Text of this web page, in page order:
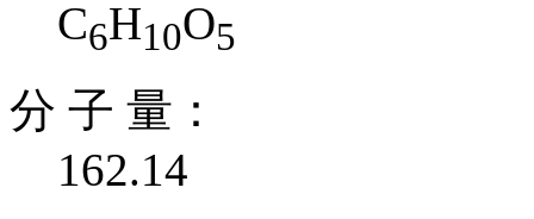
C6H10O5
分 子 量：
162.14